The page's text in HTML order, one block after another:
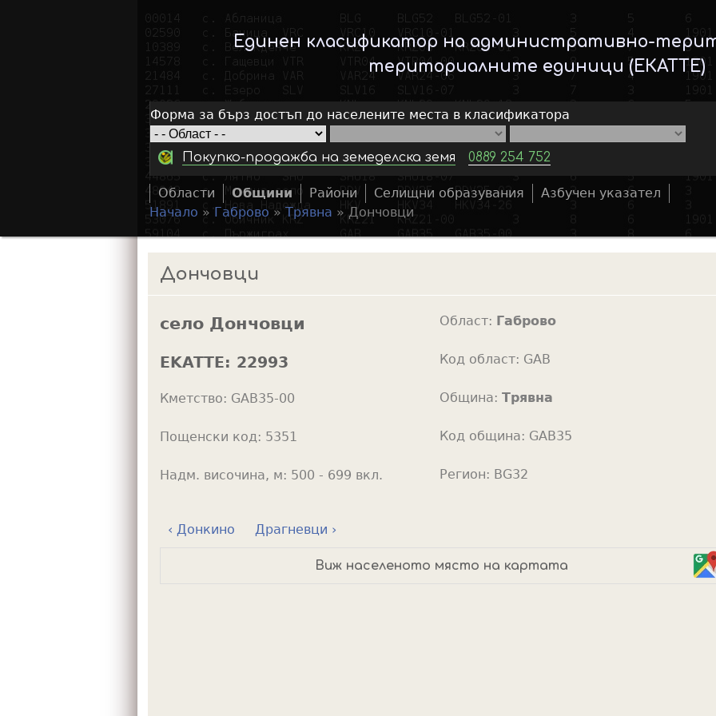
Skip
to
main
Единен класификатор на административно-
териториалните единици (ЕКАТТЕ)
Форма за бърз достъп до населените места в класификатора
Покупко-продажба на земеделска земя 0889 254 752
a
c
Области Общини Райони Селищни образувания Азбучен указател
o
u
Начало »Габрово » Трявна »Дончовци
Дончовци
село Дончовци
EKATTE: 22993
Кметство: GAB35-00
Пощенски код: 5351
Надм. височина, м: 500 - 699 вкл.
Област: Габрово
Код област: GAB
Община: Трявна
Код община: GAB35
Регион: BG32
‹ Донкино Драгневци ›
Виж населеното място на картата